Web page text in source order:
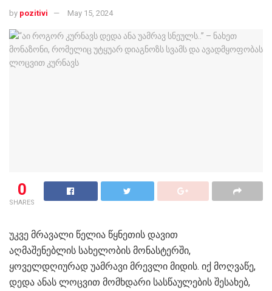
by pozitivi May 15, 2024
0
SHARES
უკვე მრავალი წელია წყნეთის დავით
აღმაშენებლის სახელობის მონასტერში,
ყოველდღიურად უამრავი მრევლი მიდის. იქ მოღვაწე,
დედა ანას ლოცვით მომხდარი სასწაულების შესახებ,